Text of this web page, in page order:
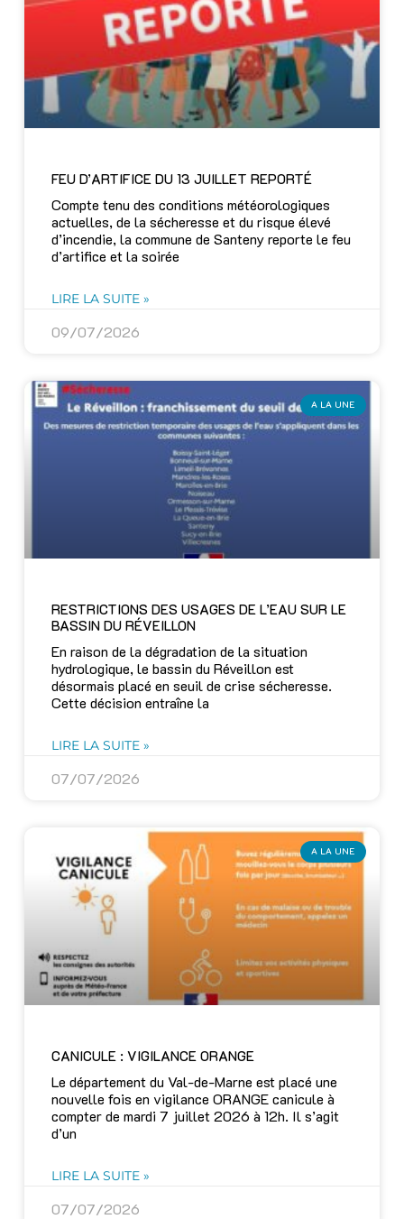
FEU D’ARTIFICE DU 13 JUILLET REPORTÉ
Compte tenu des conditions météorologiques
actuelles, de la sécheresse et du risque élevé
d’incendie, la commune de Santeny reporte le feu
d’artifice et la soirée
LIRE LA SUITE »
09/07/2026
A LA UNE
RESTRICTIONS DES USAGES DE L’EAU SUR LE
BASSIN DU RÉVEILLON
En raison de la dégradation de la situation
hydrologique, le bassin du Réveillon est
désormais placé en seuil de crise sécheresse.
Cette décision entraîne la
LIRE LA SUITE »
07/07/2026
A LA UNE
CANICULE : VIGILANCE ORANGE
Le département du Val-de-Marne est placé une
nouvelle fois en vigilance ORANGE canicule à
compter de mardi 7 juillet 2026 à 12h. Il s’agit
d’un
LIRE LA SUITE »
07/07/2026